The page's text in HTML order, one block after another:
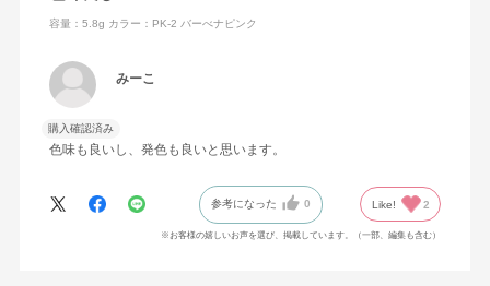
容量：5.8g カラー：PK-2 バーべナピンク
みーこ
購入確認済み
色味も良いし、発色も良いと思います。
参考になった 0 Like! 2
※お客様の嬉しいお声を選び、掲載しています。（一部、編集も含む）